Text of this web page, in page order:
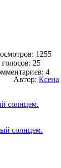
1255
25
4
Автор: Ксена
солнцем.